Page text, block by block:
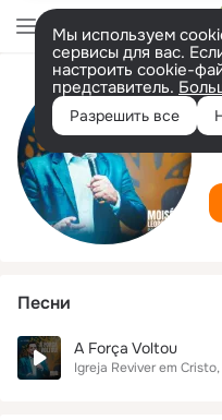
Мы используем
сервисы для вас.
настроить cookie-
представитель.
Разрешить все
Песни
A Força Voltou
Igreja Reviver em Cristo